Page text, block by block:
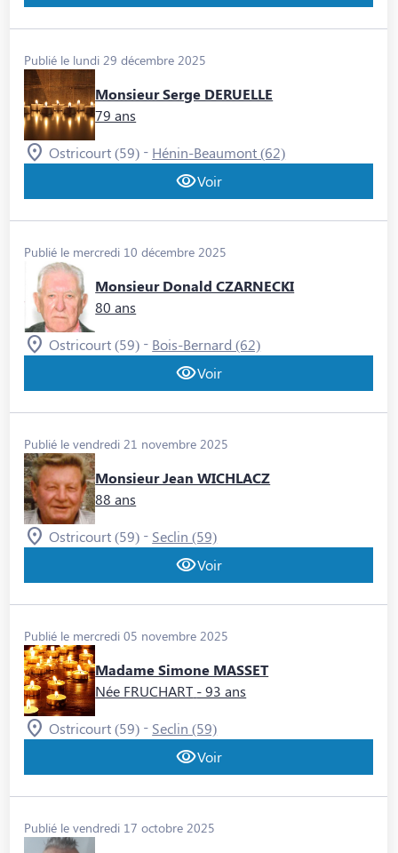
Publié le lundi 29 décembre 2025
Monsieur Serge DERUELLE
79 ans
Ostricourt (59) - Hénin-Beaumont (62)
Voir
Publié le mercredi 10 décembre 2025
Monsieur Donald CZARNECKI
80 ans
Ostricourt (59) - Bois-Bernard (62)
Voir
Publié le vendredi 21 novembre 2025
Monsieur Jean WICHLACZ
88 ans
Ostricourt (59) - Seclin (59)
Voir
Publié le mercredi 05 novembre 2025
Madame Simone MASSET
Née FRUCHART - 93 ans
Ostricourt (59) - Seclin (59)
Voir
Publié le vendredi 17 octobre 2025